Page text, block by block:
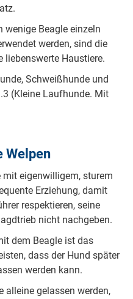
wenige Beagle einzeln
werden, sind die
liebenswerte Haustiere.
Schweißhunde und
(Kleine Laufhunde. Mit
Welpen
mit eigenwilligem, sturem
Erziehung, damit
respektieren, seine
nicht nachgeben.
dem Beagle ist das
dass der Hund später
werden kann.
alleine gelassen werden,